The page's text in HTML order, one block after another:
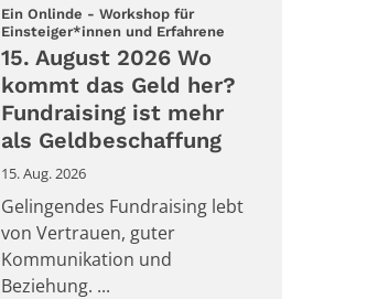
Ein Onlinde - Workshop für
Einsteiger*innen und Erfahrene
15. August 2026 Wo
kommt das Geld her?
Fundraising ist mehr
als Geldbeschaffung
15. Aug. 2026
Gelingendes Fundraising lebt
von Vertrauen, guter
Kommunikation und
Beziehung. ...